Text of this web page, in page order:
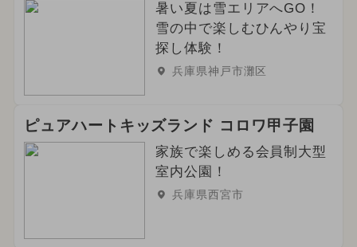
暑い夏は雪エリアへGO！
雪の中で楽しむひんやり宝
探し体験！
兵庫県神戸市灘区
ピュアハートキッズランド コロワ甲子園
家族で楽しめる会員制大型
室内公園！
兵庫県西宮市